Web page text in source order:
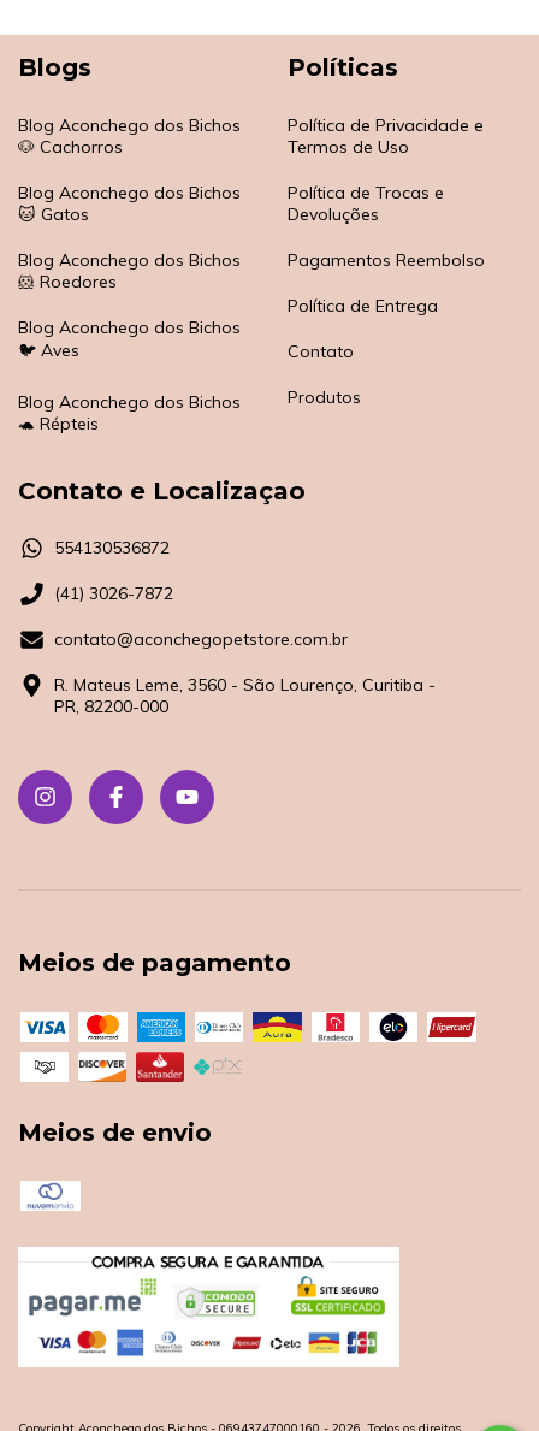
Blogs
Blog Aconchego dos Bichos
🐶 Cachorros
Blog Aconchego dos Bichos
🐱 Gatos
Blog Aconchego dos Bichos
🐹 Roedores
Blog Aconchego dos Bichos
🐦 Aves
Blog Aconchego dos Bichos
🐢 Répteis
Políticas
Política de Privacidade e
Termos de Uso
Política de Trocas e
Devoluções
Pagamentos Reembolso
Política de Entrega
Contato
Produtos
Contato e Localizaçao
554130536872
(41) 3026-7872
contato@aconchegopetstore.com.br
R. Mateus Leme, 3560 - São Lourenço, Curitiba -
PR, 82200-000
Meios de pagamento
Meios de envio